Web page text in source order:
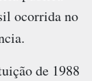
ocorrida no
de 1988